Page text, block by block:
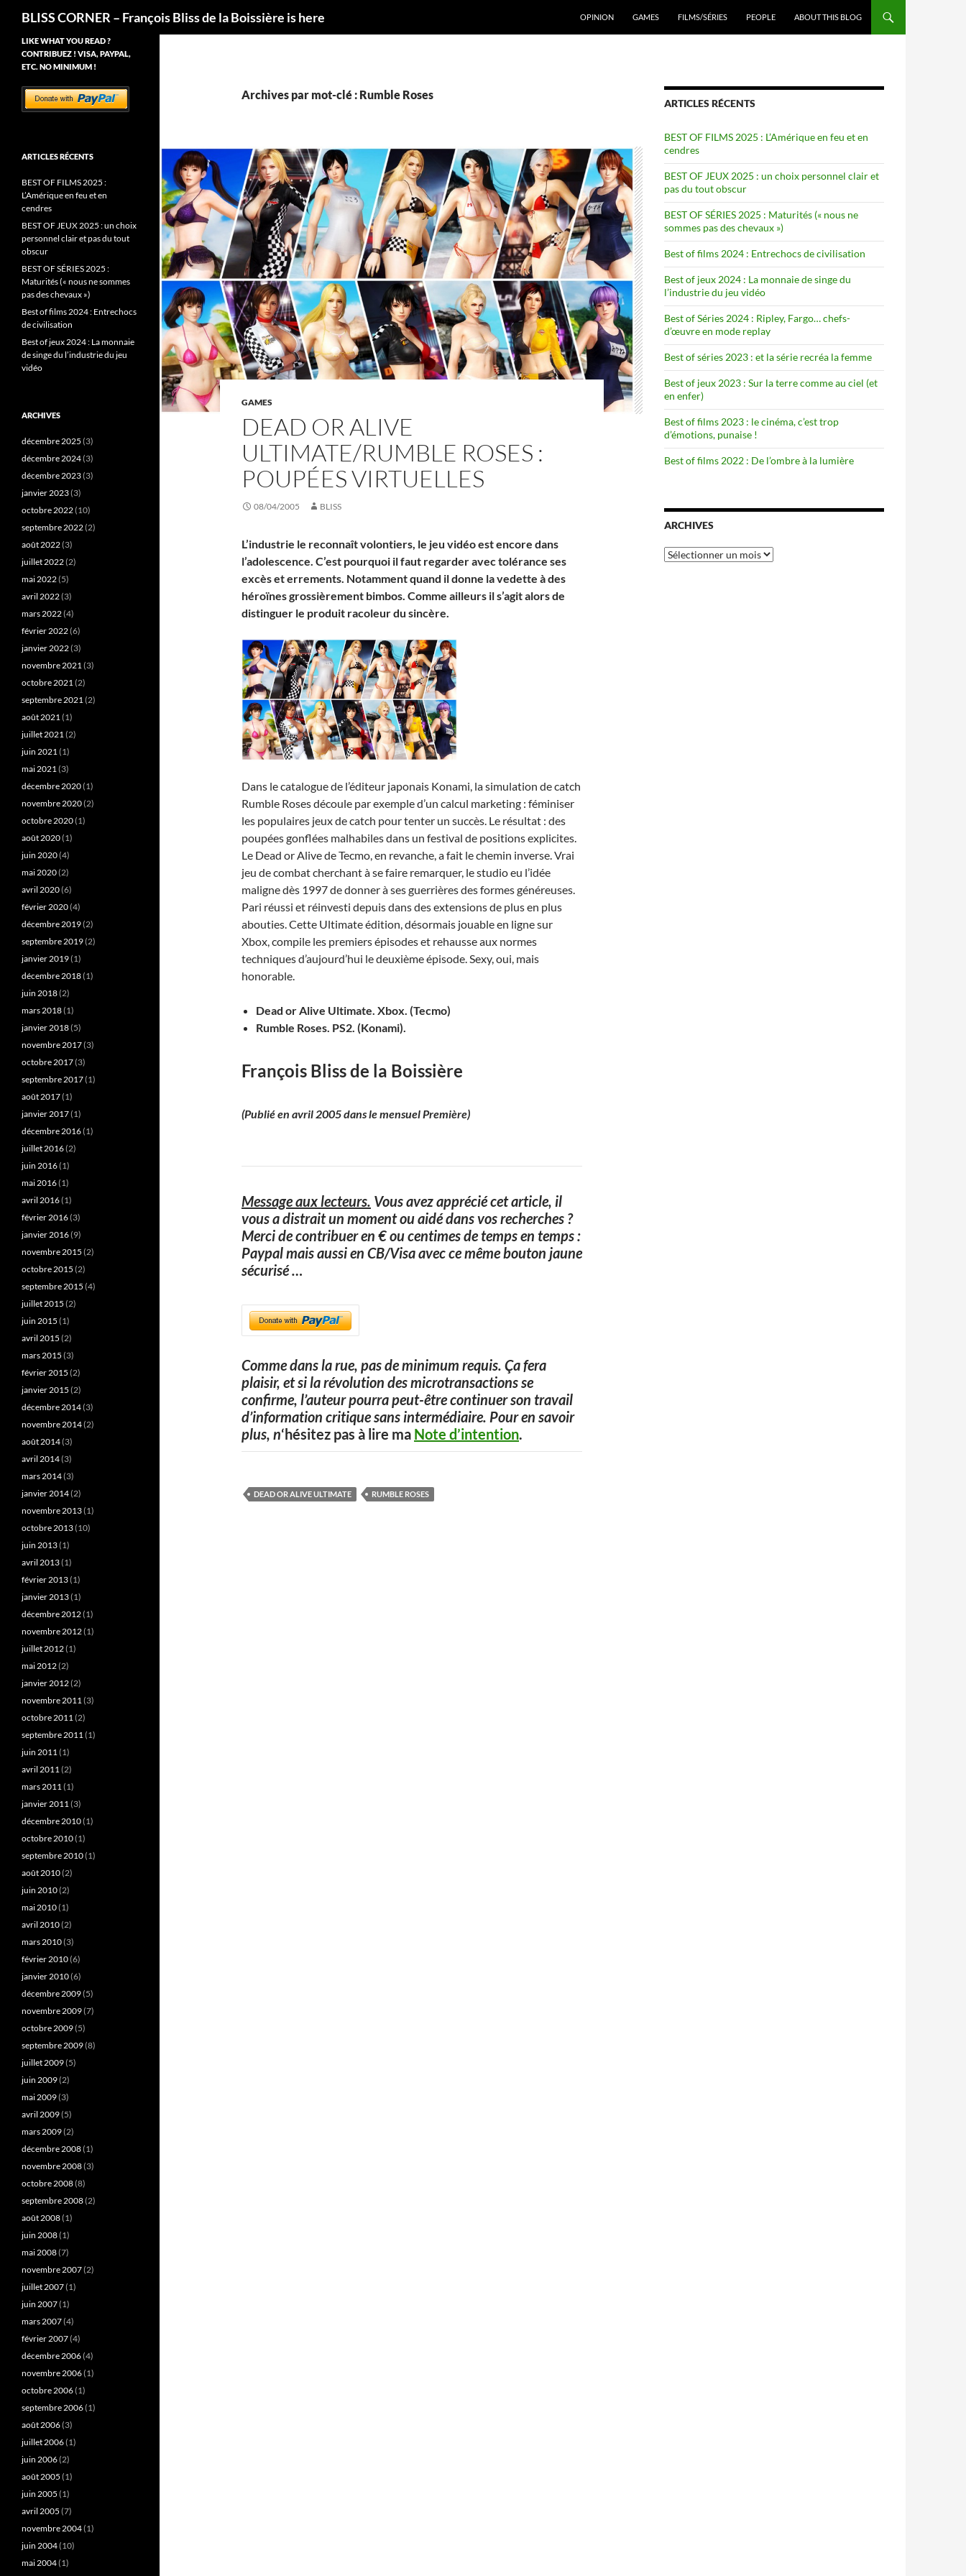
BLISS CORNER – François Bliss de la Boissière is here
OPINION
GAMES FILMS/SÉRIES PEOPLE ABOUT THIS BLOG
Archives par mot-clé : Rumble Roses
GAMES
DEAD OR ALIVE
ULTIMATE/RUMBLE ROSES :
POUPÉES VIRTUELLES
08/04/2005 BLISS
L’industrie le reconnaît volontiers, le jeu vidéo est encore dans
l’adolescence. C’est pourquoi il faut regarder avec tolérance ses
excès et errements. Notamment quand il donne la vedette à des
héroïnes grossièrement bimbos. Comme ailleurs il s’agit alors de
distinguer le produit racoleur du sincère.
Dans le catalogue de l’éditeur japonais Konami, la simulation de catch
Rumble Roses découle par exemple d’un calcul marketing : féminiser
les populaires jeux de catch pour tenter un succès. Le résultat : des
poupées gonflées malhabiles dans un festival de positions explicites.
Le Dead or Alive de Tecmo, en revanche, a fait le chemin inverse. Vrai
jeu de combat cherchant à se faire remarquer, le studio eu l’idée
maligne dès 1997 de donner à ses guerrières des formes généreuses.
Pari réussi et réinvesti depuis dans des extensions de plus en plus
abouties. Cette Ultimate édition, désormais jouable en ligne sur
Xbox, compile les premiers épisodes et rehausse aux normes
techniques d’aujourd’hui le deuxième épisode. Sexy, oui, mais
honorable.
Dead or Alive Ultimate. Xbox. (Tecmo)
Rumble Roses. PS2. (Konami).
François Bliss de la Boissière
(Publié en avril 2005 dans le mensuel Première)
Message aux lecteurs. Vous avez apprécié cet article, il
vous a distrait un moment ou aidé dans vos recherches ?
Merci de contribuer en € ou centimes de temps en temps :
Paypal mais aussi en CB/Visa avec ce même bouton jaune
sécurisé…
Comme dans la rue, pas de minimum requis. Ça fera
plaisir, et si la révolution des microtransactions se
confirme, l’auteur pourra peut-être continuer son travail
d’information critique sans intermédiaire. Pour en savoir
plus, n‘hésitez pas à lire ma Note d’intention.
DEAD OR ALIVE ULTIMATE RUMBLE ROSES
ARTICLES RÉCENTS
BEST OF FILMS 2025 : L’Amérique en feu et en
cendres
BEST OF JEUX 2025 : un choix personnel clair et
pas du tout obscur
BEST OF SÉRIES 2025 : Maturités (« nous ne
sommes pas des chevaux »)
Best of films 2024 : Entrechocs de civilisation
Best of jeux 2024 : La monnaie de singe du
l’industrie du jeu vidéo
Best of Séries 2024 : Ripley, Fargo… chefs-
d’œuvre en mode replay
Best of séries 2023 : et la série recréa la femme
Best of jeux 2023 : Sur la terre comme au ciel (et
en enfer)
Best of films 2023 : le cinéma, c’est trop
d’émotions, punaise !
Best of films 2022 : De l’ombre à la lumière
ARCHIVES
Archives
LIKE WHAT YOU READ ?
CONTRIBUEZ ! VISA, PAYPAL,
ETC. NO MINIMUM !
ARTICLES RÉCENTS
BEST OF FILMS 2025 :
L’Amérique en feu et en
cendres
BEST OF JEUX 2025 : un choix
personnel clair et pas du tout
obscur
BEST OF SÉRIES 2025 :
Maturités (« nous ne sommes
pas des chevaux »)
Best of films 2024 : Entrechocs
de civilisation
Best of jeux 2024 : La monnaie
de singe du l’industrie du jeu
vidéo
ARCHIVES
décembre 2025 (3)
décembre 2024(3)
décembre 2023(3)
janvier 2023(3)
octobre 2022(10)
septembre 2022(2)
août 2022(3)
juillet 2022(2)
mai 2022(5)
avril 2022(3)
mars 2022(4)
février 2022(6)
janvier 2022(3)
novembre 2021(3)
octobre 2021(2)
septembre 2021(2)
août 2021(1)
juillet 2021(2)
juin 2021(1)
mai 2021(3)
décembre 2020(1)
novembre 2020(2)
octobre 2020(1)
août 2020(1)
juin 2020(4)
mai 2020(2)
avril 2020(6)
février 2020(4)
décembre 2019(2)
septembre 2019(2)
janvier 2019(1)
décembre 2018(1)
juin 2018(2)
mars 2018(1)
janvier 2018(5)
novembre 2017(3)
octobre 2017(3)
septembre 2017(1)
août 2017(1)
janvier 2017(1)
décembre 2016(1)
juillet 2016(2)
juin 2016(1)
mai 2016(1)
avril 2016(1)
février 2016(3)
janvier 2016(9)
novembre 2015 (2)
octobre 2015 (2)
septembre 2015 (4)
juillet 2015 (2)
juin 2015 (1)
avril 2015 (2)
mars 2015 (3)
février 2015 (2)
janvier 2015 (2)
décembre 2014(3)
novembre 2014(2)
août 2014(3)
avril 2014(3)
mars 2014(3)
janvier 2014(2)
novembre 2013(1)
octobre 2013(10)
juin 2013(1)
avril 2013(1)
février 2013(1)
janvier 2013(1)
décembre 2012(1)
novembre 2012(1)
juillet 2012(1)
mai 2012(2)
janvier 2012(2)
novembre 2011(3)
octobre 2011(2)
septembre 2011(1)
juin 2011(1)
avril 2011(2)
mars 2011(1)
janvier 2011(3)
décembre 2010(1)
octobre 2010(1)
septembre 2010(1)
août 2010(2)
juin 2010(2)
mai 2010(1)
avril 2010(2)
mars 2010(3)
février 2010(6)
janvier 2010(6)
décembre 2009(5)
novembre 2009(7)
octobre 2009(5)
septembre 2009(8)
juillet 2009(5)
juin 2009(2)
mai 2009(3)
avril 2009(5)
mars 2009(2)
décembre 2008(1)
novembre 2008(3)
octobre 2008(8)
septembre 2008(2)
août 2008(1)
juin 2008(1)
mai 2008(7)
novembre 2007(2)
juillet 2007(1)
juin 2007(1)
mars 2007(4)
février 2007(4)
décembre 2006(4)
novembre 2006(1)
octobre 2006(1)
septembre 2006(1)
août 2006(3)
juillet 2006(1)
juin 2006(2)
août 2005 (1)
juin 2005 (1)
avril 2005 (7)
novembre 2004(1)
juin 2004(10)
mai 2004(1)